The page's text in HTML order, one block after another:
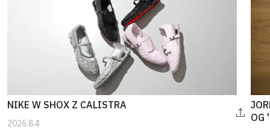
NIKE W SHOX Z CALISTRA
2026.8.4
OG